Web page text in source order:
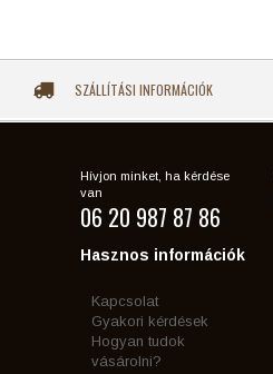
SZÁLLÍTÁSI INFORMÁCIÓK
Hívjon minket, ha kérdése
van
06 20 987 87 86
Hasznos információk
Kapcsolat
Gyakori kérdések
Hogyan tudok
vásárolni?